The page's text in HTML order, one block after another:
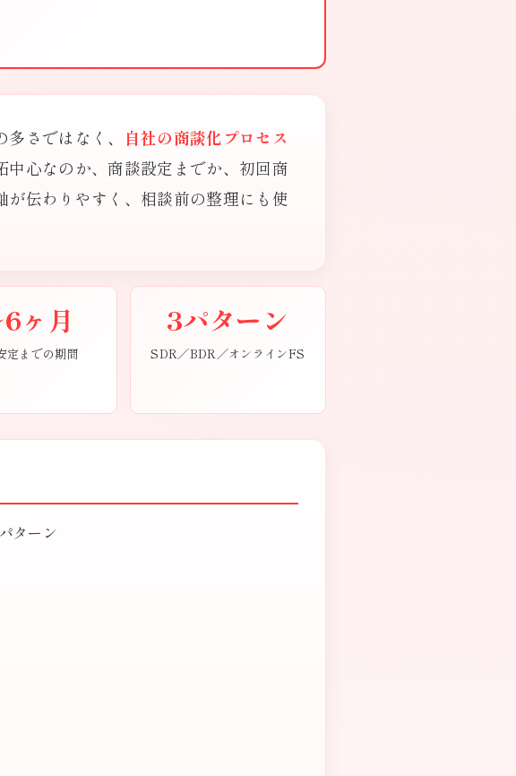
さではなく、
自社の商談化プロセス
心なのか、商談設定までか、初回商
伝わりやすく、相談前の整理にも使
ヶ月
定までの期間
3パターン
SDR／BDR／オンラインFS
ターン